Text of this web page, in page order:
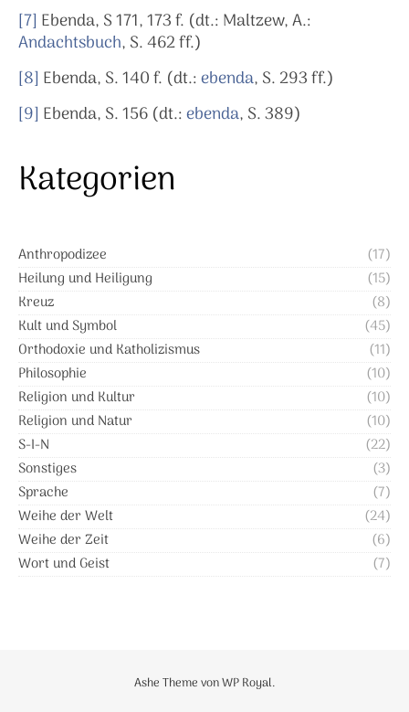
[7] Ebenda, S 171, 173 f. (dt.: Maltzew, A.:
Andachtsbuch, S. 462 ff.)
[8] Ebenda, S. 140 f. (dt.:ebenda, S. 293 ff.)
[9] Ebenda, S. 156 (dt.:ebenda, S. 389)
Kategorien
Anthropodizee
(17)
Heilung und Heiligung
(15)
Kreuz
(8)
Kult und Symbol
(45)
Orthodoxie und Katholizismus
(11)
Philosophie
(10)
Religion und Kultur
(10)
Religion und Natur
(10)
S-I-N
(22)
Sonstiges
(3)
Sprache
(7)
Weihe der Welt
(24)
Weihe der Zeit
(6)
Wort und Geist
(7)
Ashe Theme vonWP Royal.